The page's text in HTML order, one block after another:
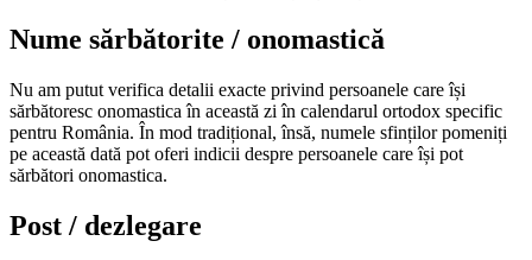
Nume sărbătorite / onomastică
Nu am putut verifica detalii exacte privind persoanele care își
sărbătoresc onomastica în această zi în calendarul ortodox specific
pentru România. În mod tradițional, însă, numele sfinților pomeniți
pe această dată pot oferi indicii despre persoanele care își pot
sărbători onomastica.
Post / dezlegare